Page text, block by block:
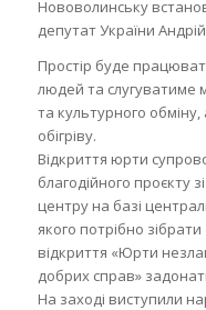
Нововолинську
депутат України
Простір буде
людей та слугуватиме
та культурного
обігріву.
Відкриття юрти
благодійного проєкту
центру на базі
якого потрібно
відкриття «Юрти
добрих справ»
На заході виступили